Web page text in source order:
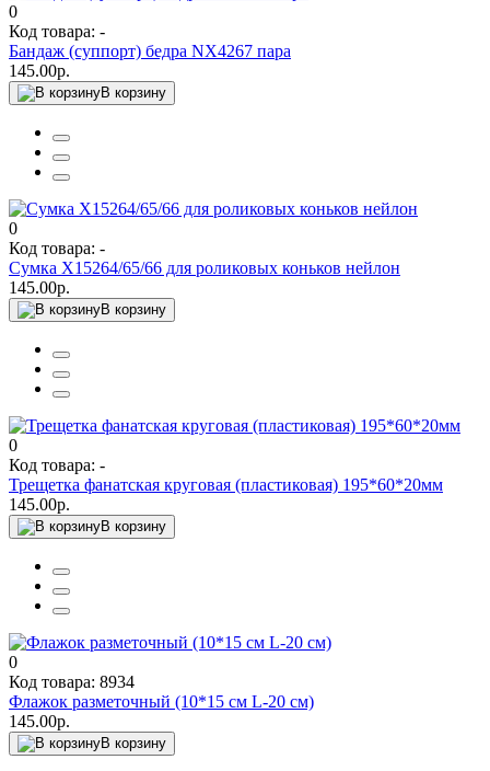
0
Код товара: -
Бандаж (суппорт) бедра NX4267 пара
145.00р.
В корзину
0
Код товара: -
Сумка Х15264/65/66 для роликовых коньков нейлон
145.00р.
В корзину
0
Код товара: -
Трещетка фанатская круговая (пластиковая) 195*60*20мм
145.00р.
В корзину
0
Код товара: 8934
Флажок разметочный (10*15 см L-20 см)
145.00р.
В корзину